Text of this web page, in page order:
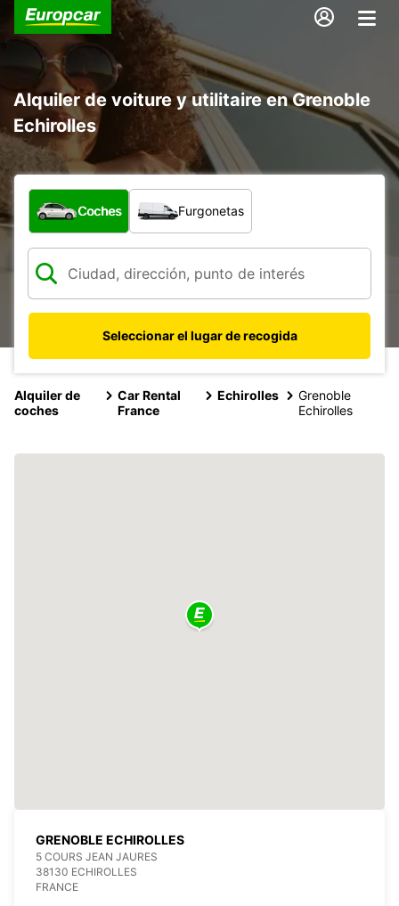
Alquiler de voiture y utilitaire en Grenoble
Echirolles
¿Qué tipo de vehículo?
Coches Furgonetas
Seleccionar el lugar de recogida
Alquiler de
coches
Car Rental
France
Echirolles
Grenoble
Echirolles
GRENOBLE ECHIROLLES
5 COURS JEAN JAURES
38130 ECHIROLLES
FRANCE